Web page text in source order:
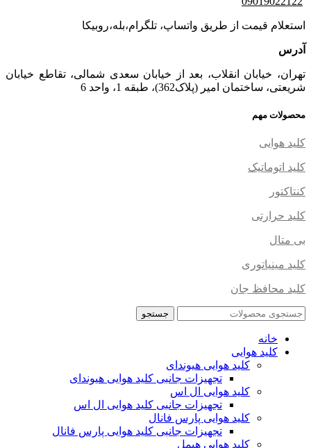
استعلام قیمت از طریق واتساپ، تلگرام،بله،روبیکا
آدرس
تهران، خیابان انقلاب، بعد از خیابان سعدی شمالی، تقاطع خیابان
شریعتی، ساختمان امیر (پلاک362)، طبقه 1، واحد 6
محصولات مهم
کلید هوایی
کلید اتوماتیک
کنتاکتور
کلید حرارتی
بی متال
کلید مینیاتوری
کلید محافظ جان
جستجو
خانه
کلید هوایی
کلید هوایی هیوندای
تجهیزات جانبی کلید هوایی هیوندای
کلید هوایی ال اس
تجهیزات جانبی کلید هوایی ال اس
کلید هوایی پارس فانال
تجهیزات جانبی کلید هوایی پارس فانال
کلید هوایی هیمل